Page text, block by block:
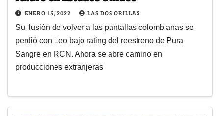
ENERO 15, 2022 LAS DOS ORILLAS
Su ilusión de volver a las pantallas colombianas se
perdió con Leo bajo rating del reestreno de Pura
Sangre en RCN. Ahora se abre camino en
producciones extranjeras